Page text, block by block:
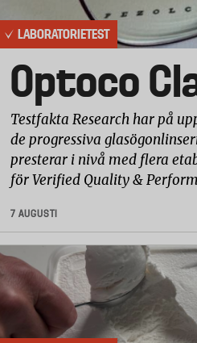
att konsumenten reklamerat den
leta. Kommer inte paketet innan
Källor: Konsumentverket, PTS,
LABORATORIETEST
Optoco
Testfakta Research har på
de progressiva
presterar i nivå med flera
för Verified Quality &
7 AUGUSTI